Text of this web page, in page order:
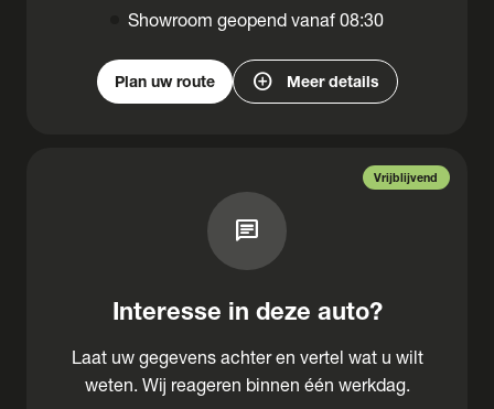
Showroom geopend vanaf 08:30
Plan uw route add_circle Meer details
Vrijblijvend
chat
Interesse in deze auto?
Laat uw gegevens achter en vertel wat u wilt
weten. Wij reageren binnen één werkdag.